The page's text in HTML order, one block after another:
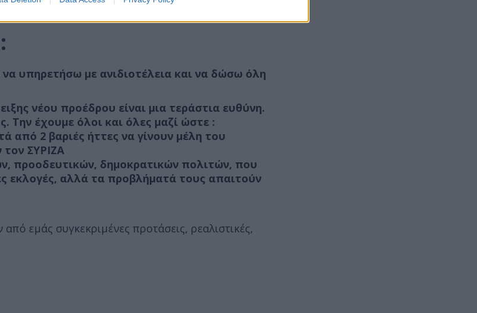
υπηρετήσω με ανιδιοτέλεια και να δώσω όλη
νέου προέδρου είναι μια τεράστια ευθύνη.
έχουμε όλοι και όλες μαζί ώστε :
από 2 βαριές ήττες να γίνουν μέλη του
ΣΥΡΙΖΑ
προοδευτικών, δημοκρατικών πολιτών, που
εκλογές, αλλά τα προβλήματά τους απαιτούν
εμάς συγκεκριμένες προτάσεις, ρεαλιστικές,